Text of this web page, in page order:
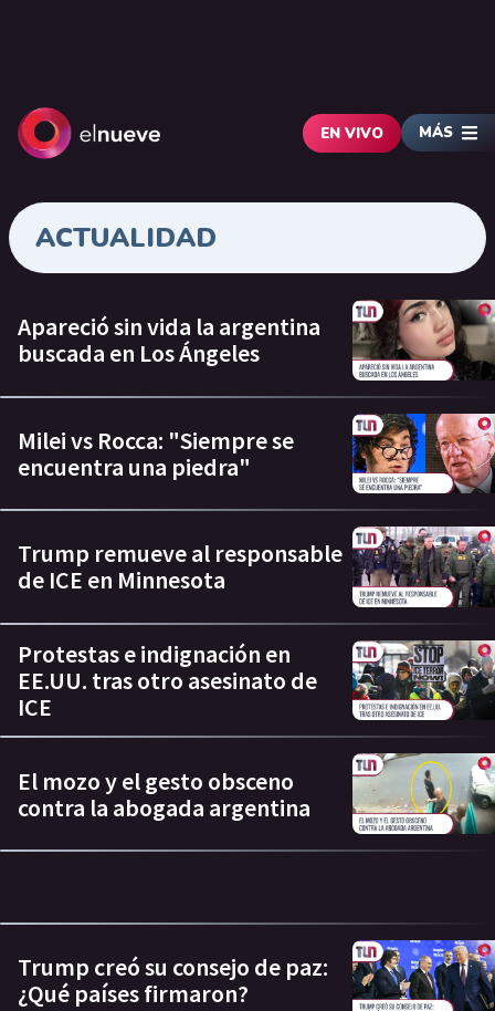
EN VIVO MÁS
ACTUALIDAD
Apareció sin vida la argentina
buscada en Los Ángeles
Milei vs Rocca: "Siempre se
encuentra una piedra"
Trump remueve al responsable
de ICE en Minnesota
Protestas e indignación en
EE.UU. tras otro asesinato de
ICE
El mozo y el gesto obsceno
contra la abogada argentina
Trump creó su consejo de paz:
¿Qué países firmaron?